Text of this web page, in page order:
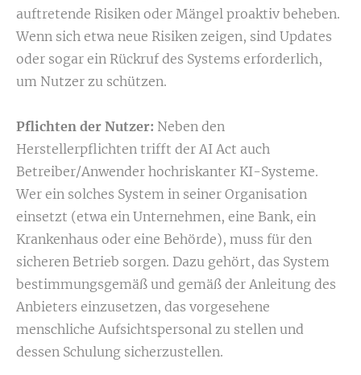
auftretende Risiken oder Mängel proaktiv beheben.
Wenn sich etwa neue Risiken zeigen, sind Updates
oder sogar ein Rückruf des Systems erforderlich,
um Nutzer zu schützen.
Pflichten der Nutzer: Neben den
Herstellerpflichten trifft der AI Act auch
Betreiber/Anwender hochriskanter KI-Systeme.
Wer ein solches System in seiner Organisation
einsetzt (etwa ein Unternehmen, eine Bank, ein
Krankenhaus oder eine Behörde), muss für den
sicheren Betrieb sorgen. Dazu gehört, das System
bestimmungsgemäß und gemäß der Anleitung des
Anbieters einzusetzen, das vorgesehene
menschliche Aufsichtspersonal zu stellen und
dessen Schulung sicherzustellen.